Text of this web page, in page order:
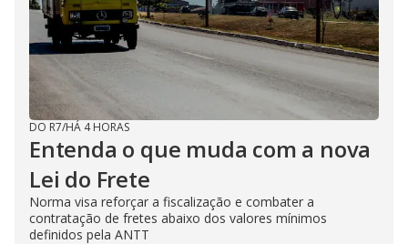
DO R7/HÁ 4 HORAS
Entenda o que muda com a nova
Lei do Frete
Norma visa reforçar a fiscalização e combater a
contratação de fretes abaixo dos valores mínimos
definidos pela ANTT